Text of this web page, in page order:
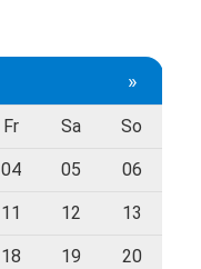
»
Fr Sa So
04 05 06
11 12 13
18 19 20